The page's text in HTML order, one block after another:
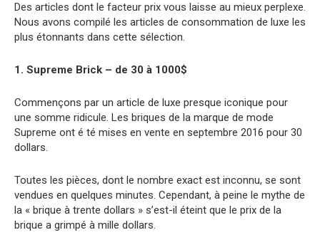
Des articles dont le facteur prix vous laisse au mieux perplexe.
Nous avons compilé les articles de consommation de luxe les
plus étonnants dans cette sélection.
1. Supreme Brick – de 30 à 1000$
Commençons par un article de luxe presque iconique pour
une somme ridicule. Les briques de la marque de mode
Supreme ont é té mises en vente en septembre 2016 pour 30
dollars.
Toutes les pièces, dont le nombre exact est inconnu, se sont
vendues en quelques minutes. Cependant, à peine le mythe de
la « brique à trente dollars » s’est-il éteint que le prix de la
brique a grimpé à mille dollars.